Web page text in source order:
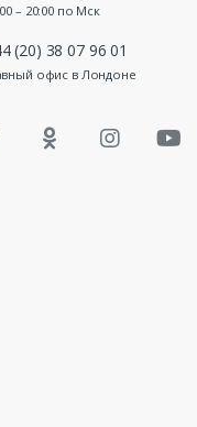
– 20:00 по Мск
(20) 38 07 96 01
офис в Лондоне